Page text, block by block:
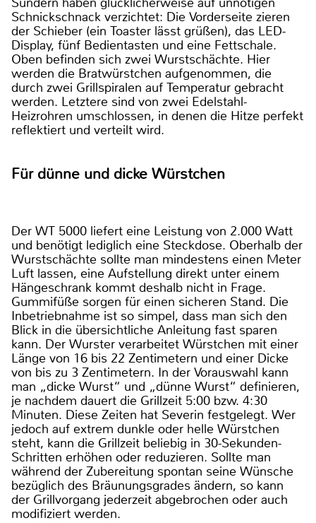
Schnickschnack verzichtet: Die Vorderseite zieren
der Schieber (ein Toaster lässt grüßen), das LED-
Display, fünf Bedientasten und eine Fettschale.
Oben befinden sich zwei Wurstschächte. Hier
werden die Bratwürstchen aufgenommen, die
durch zwei Grillspiralen auf Temperatur gebracht
werden. Letztere sind von zwei Edelstahl-
Heizrohren umschlossen, in denen die Hitze perfekt
reflektiert und verteilt wird.
Für dünne und dicke Würstchen
Der WT 5000 liefert eine Leistung von 2.000 Watt
und benötigt lediglich eine Steckdose. Oberhalb der
Wurstschächte sollte man mindestens einen Meter
Luft lassen, eine Aufstellung direkt unter einem
Hängeschrank kommt deshalb nicht in Frage.
Gummifüße sorgen für einen sicheren Stand. Die
Inbetriebnahme ist so simpel, dass man sich den
Blick in die übersichtliche Anleitung fast sparen
kann. Der Wurster verarbeitet Würstchen mit einer
Länge von 16 bis 22 Zentimetern und einer Dicke
von bis zu 3 Zentimetern. In der Vorauswahl kann
man „dicke Wurst“ und „dünne Wurst“ definieren,
je nachdem dauert die Grillzeit 5:00 bzw. 4:30
Minuten. Diese Zeiten hat Severin festgelegt. Wer
jedoch auf extrem dunkle oder helle Würstchen
steht, kann die Grillzeit beliebig in 30-Sekunden-
Schritten erhöhen oder reduzieren. Sollte man
während der Zubereitung spontan seine Wünsche
bezüglich des Bräunungsgrades ändern, so kann
der Grillvorgang jederzeit abgebrochen oder auch
modifiziert werden.